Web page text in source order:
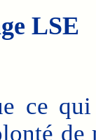
LSE
ce qui
de